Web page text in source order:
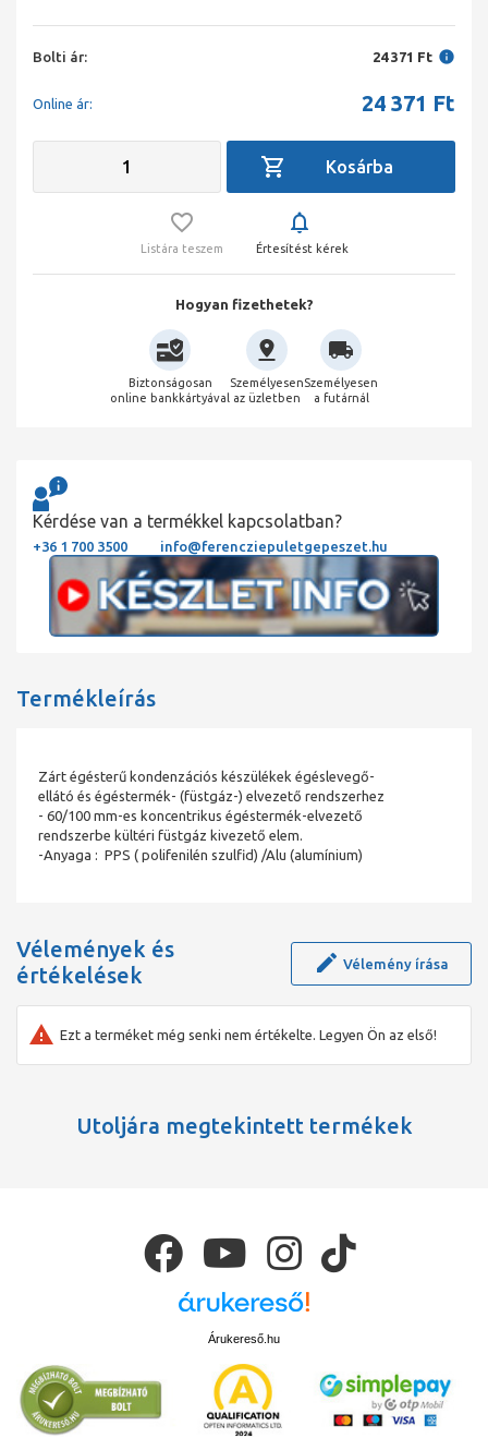
Bolti ár: 24 371 Ft
Online ár: 24 371 Ft
Listára teszem Értesítést kérek
Hogyan fizethetek?
Biztonságosan
online bankkártyával
Személyesen
az üzletben
Személyesen
a futárnál
Kérdése van a termékkel kapcsolatban?
+36 1 700 3500 info@ferencziepuletgepeszet.hu
Termékleírás
Zárt égésterű kondenzációs készülékek égéslevegő-
ellátó és égéstermék- (füstgáz-) elvezető rendszerhez
- 60/100 mm-es koncentrikus égéstermék-elvezető
rendszerbe kültéri füstgáz kivezető elem.
-Anyaga : PPS ( polifenilén szulfid) /Alu (alumínium)
Vélemények és
értékelések
Vélemény írása
Ezt a terméket még senki nem értékelte. Legyen Ön az első!
Utoljára megtekintett termékek
Árukereső.hu